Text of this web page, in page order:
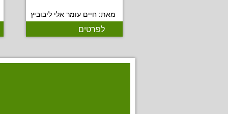
מאת: חיים עומר אלי ליבוביץ
לפרטים